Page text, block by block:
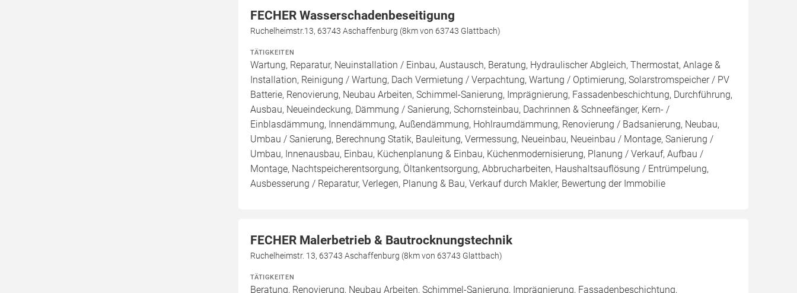
FECHER Wasserschadenbeseitigung
Ruchelheimstr.13, 63743 Aschaffenburg (8km von 63743 Glattbach)
TÄTIGKEITEN
Wartung, Reparatur, Neuinstallation / Einbau, Austausch, Beratung, Hydraulischer Abgleich, Thermostat, Anlage &
Installation, Reinigung / Wartung, Dach Vermietung / Verpachtung, Wartung / Optimierung, Solarstromspeicher / PV
Batterie, Renovierung, Neubau Arbeiten, Schimmel-Sanierung, Imprägnierung, Fassadenbeschichtung, Durchführung,
Ausbau, Neueindeckung, Dämmung / Sanierung, Schornsteinbau, Dachrinnen & Schneefänger, Kern- /
Einblasdämmung, Innendämmung, Außendämmung, Hohlraumdämmung, Renovierung / Badsanierung, Neubau,
Umbau / Sanierung, Berechnung Statik, Bauleitung, Vermessung, Neueinbau, Neueinbau / Montage, Sanierung /
Umbau, Innenausbau, Einbau, Küchenplanung & Einbau, Küchenmodernisierung, Planung / Verkauf, Aufbau /
Montage, Nachtspeicherentsorgung, Öltankentsorgung, Abbrucharbeiten, Haushaltsauflösung / Entrümpelung,
Ausbesserung / Reparatur, Verlegen, Planung & Bau, Verkauf durch Makler, Bewertung der Immobilie
FECHER Malerbetrieb & Bautrocknungstechnik
Ruchelheimstr. 13, 63743 Aschaffenburg (8km von 63743 Glattbach)
TÄTIGKEITEN
Beratung, Renovierung, Neubau Arbeiten, Schimmel-Sanierung, Imprägnierung, Fassadenbeschichtung,